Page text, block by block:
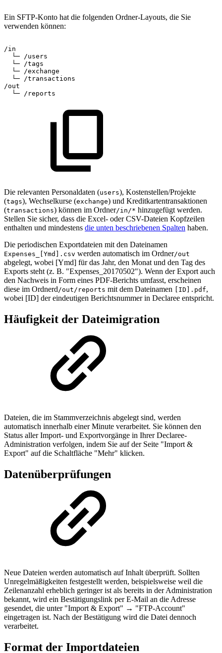
Ein SFTP-Konto hat die folgenden Ordner-Layouts, die Sie
verwenden können:
/in
└─ /users
└─ /tags
└─ /exchange
└─ /transactions
/out
└─ /reports
Die relevanten Personaldaten (users), Kostenstellen/Projekte
(tags), Wechselkurse (exchange) und Kreditkartentransaktionen
(transactions) können im Ordner/in/* hinzugefügt werden.
Stellen Sie sicher, dass die Excel- oder CSV-Dateien Kopfzeilen
enthalten und mindestens die unten beschriebenen Spalten haben.
Die periodischen Exportdateien mit den Dateinamen
Expenses_[Ymd].csv werden automatisch im Ordner/out
abgelegt, wobei [Ymd] für das Jahr, den Monat und den Tag des
Exports steht (z. B. "Expenses_20170502"). Wenn der Export auch
den Nachweis in Form eines PDF-Berichts umfasst, erscheinen
diese im Ordnerd/out/reports mit dem Dateinamen [ID].pdf,
wobei [ID] der eindeutigen Berichtsnummer in Declaree entspricht.
Häufigkeit der Dateimigration
Dateien, die im Stammverzeichnis abgelegt sind, werden
automatisch innerhalb einer Minute verarbeitet. Sie können den
Status aller Import- und Exportvorgänge in Ihrer Declaree-
Administration verfolgen, indem Sie auf der Seite "Import &
Export" auf die Schaltfläche "Mehr" klicken.
Datenüberprüfungen
Neue Dateien werden automatisch auf Inhalt überprüft. Sollten
Unregelmäßigkeiten festgestellt werden, beispielsweise weil die
Zeilenanzahl erheblich geringer ist als bereits in der Administration
bekannt, wird ein Bestätigungslink per E-Mail an die Adresse
gesendet, die unter "Import & Export" → "FTP-Account"
eingetragen ist. Nach der Bestätigung wird die Datei dennoch
verarbeitet.
Format der Importdateien